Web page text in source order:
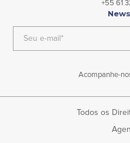
+55 61
Acompanhe-
Todos os